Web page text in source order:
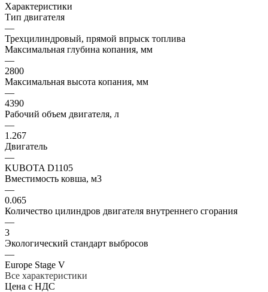
Характеристики
Тип двигателя
—
Трехцилиндровый, прямой впрыск топлива
Максимальная глубина копания, мм
—
2800
Максимальная высота копания, мм
—
4390
Рабочий объем двигателя, л
—
1.267
Двигатель
—
KUBOTA D1105
Вместимость ковша, м3
—
0.065
Количество цилиндров двигателя внутреннего сгорания
—
3
Экологический стандарт выбросов
—
Europe Stage V
Все характеристики
Цена с НДС